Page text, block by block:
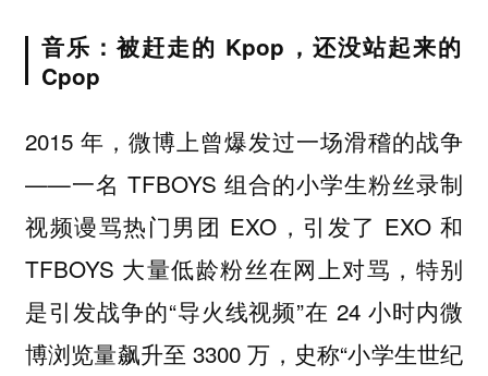
音乐：被赶走的 Kpop，还没站起来的
Cpop
2015 年，微博上曾爆发过一场滑稽的战争
——一名 TFBOYS 组合的小学生粉丝录制
视频谩骂热门男团 EXO，引发了 EXO 和
TFBOYS 大量低龄粉丝在网上对骂，特别
是引发战争的“导火线视频”在 24 小时内微
博浏览量飙升至 3300 万，史称“小学生世纪